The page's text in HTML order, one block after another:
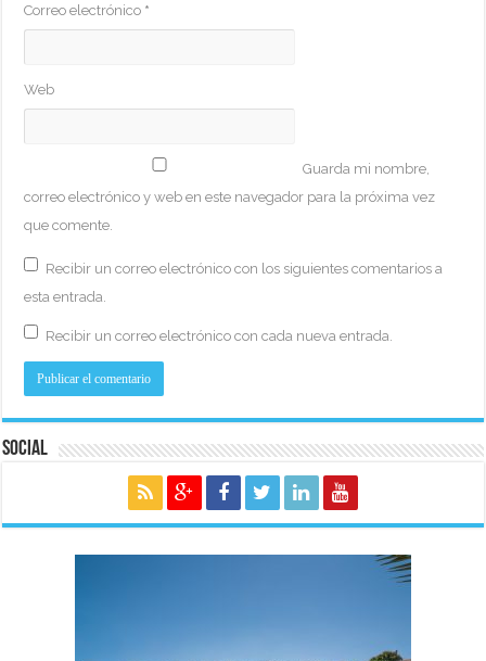
Correo electrónico *
Web
Guarda mi nombre,
correo electrónico y web en este navegador para la próxima vez
que comente.
Recibir un correo electrónico con los siguientes comentarios a
esta entrada.
Recibir un correo electrónico con cada nueva entrada.
Social